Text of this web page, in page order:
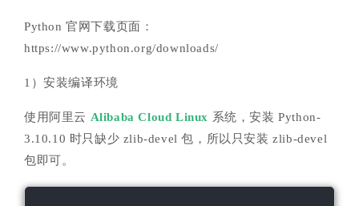
Python 官网下载页面：
https://www.python.org/downloads/
1）安装编译环境
使用阿里云 Alibaba Cloud Linux 系统，安装 Python-
3.10.10 时只缺少 zlib-devel 包，所以只安装 zlib-devel
包即可。